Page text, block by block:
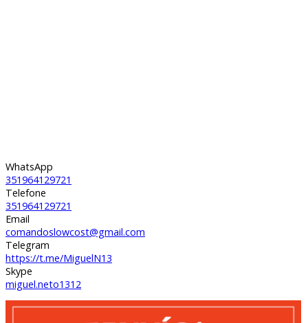
WhatsApp
351964129721
Telefone
351964129721
Email
comandoslowcost@gmail.com
Telegram
https://t.me/MiguelN13
Skype
miguel.neto1312